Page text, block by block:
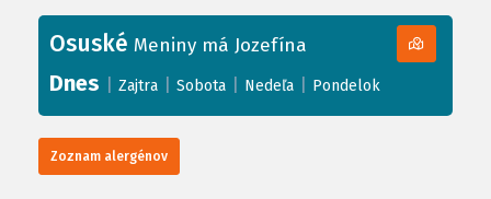
+
−
Osuské Meniny má Jozefína
Dnes Zajtra Sobota Nedeľa Pondelok
Zoznam alergénov